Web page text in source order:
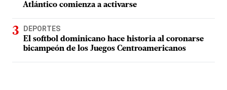
Atlántico comienza a activarse
DEPORTES
El softbol dominicano hace historia al coronarse
bicampeón de los Juegos Centroamericanos